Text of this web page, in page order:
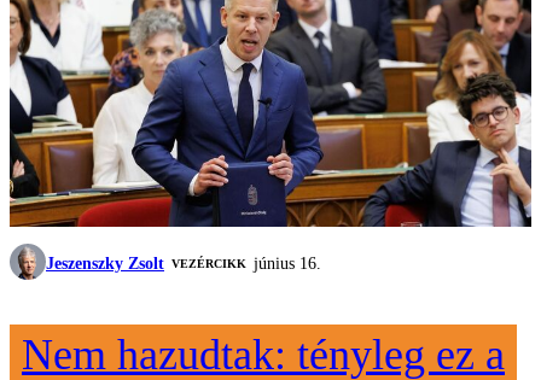
Jeszenszky Zsolt VEZÉRCIKK június 16.
Nem hazudtak: tényleg ez a